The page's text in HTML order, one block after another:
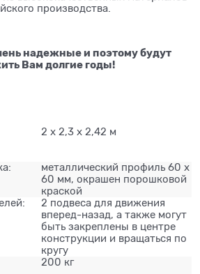
производства.
надежные и поэтому будут
Вам долгие годы!
2 х 2,3 х 2,42 м
металлический профиль 60 х
60 мм, окрашен порошковой
краской
2 подвеса для движения
вперед-назад, а также могут
быть закреплены в центре
конструкции и вращаться по
кругу
200 кг